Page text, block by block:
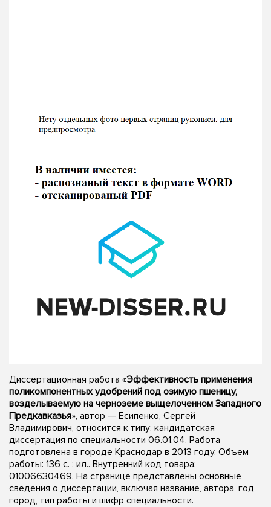
Диссертационная работа «Эффективность применения
поликомпонентных удобрений под озимую пшеницу,
возделываемую на черноземе выщелоченном Западного
Предкавказья», автор — Есипенко, Сергей
Владимирович, относится к типу: кандидатская
диссертация по специальности 06.01.04. Работа
подготовлена в городе Краснодар в 2013 году. Объем
работы: 136 с. : ил.. Внутренний код товара:
01006630469. На странице представлены основные
сведения о диссертации, включая название, автора, год,
город, тип работы и шифр специальности.